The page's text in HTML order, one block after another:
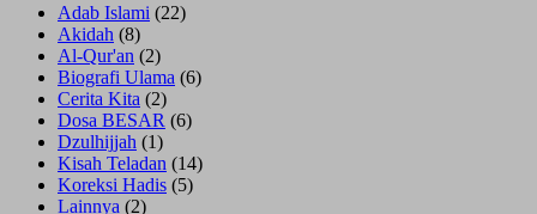
Adab Islami (22)
Akidah (8)
Al-Qur'an (2)
Biografi Ulama (6)
Cerita Kita (2)
Dosa BESAR (6)
Dzulhijjah (1)
Kisah Teladan (14)
Koreksi Hadis (5)
Lainnya (2)